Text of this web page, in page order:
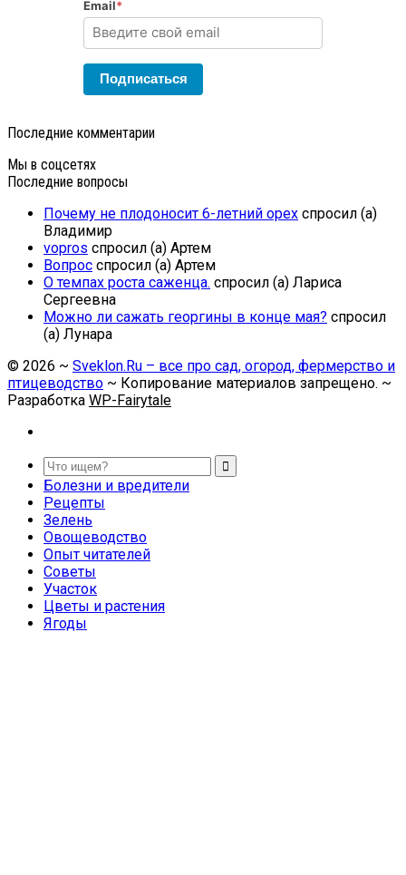
Email*
Подписаться
Последние комментарии
Мы в соцсетях
Последние вопросы
Почему не плодоносит 6-летний орех спросил (а)
Владимир
vopros спросил (а) Артем
Вопрос спросил (а) Артем
О темпах роста саженца. спросил (а) Лариса
Сергеевна
Можно ли сажать георгины в конце мая? спросил
(а) Лунара
© 2026 ~ Sveklon.Ru – все про сад, огород, фермерство и
птицеводство ~ Копирование материалов запрещено. ~
Разработка WP-Fairytale
Болезни и вредители
Рецепты
Зелень
Овощеводство
Опыт читателей
Советы
Участок
Цветы и растения
Ягоды